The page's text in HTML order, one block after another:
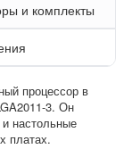
и комплекты
процессор в
3. Он
настольные
платах.